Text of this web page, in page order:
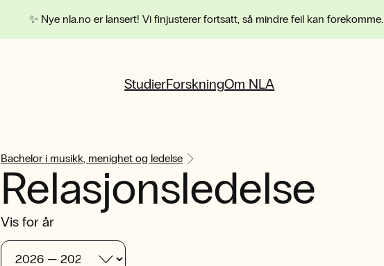
✨ Nye nla.no er lansert! Vi finjusterer fortsatt, så mindre feil kan forekomme.
StudierForskningOm NLA
Bachelor i musikk, menighet og ledelse
Relasjonsledelse
Vis for år